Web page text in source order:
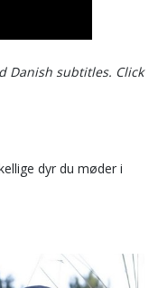
Danish subtitles. Click
dyr du møder i